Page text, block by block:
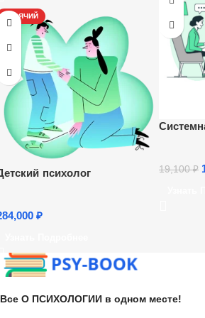
19,100₽
ГОРЯЧИЙ
психолог
₽
Все О ПСИХОЛОГИИ в одном месте!